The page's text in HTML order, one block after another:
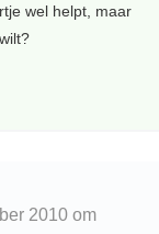
wel helpt, maar
2010 om